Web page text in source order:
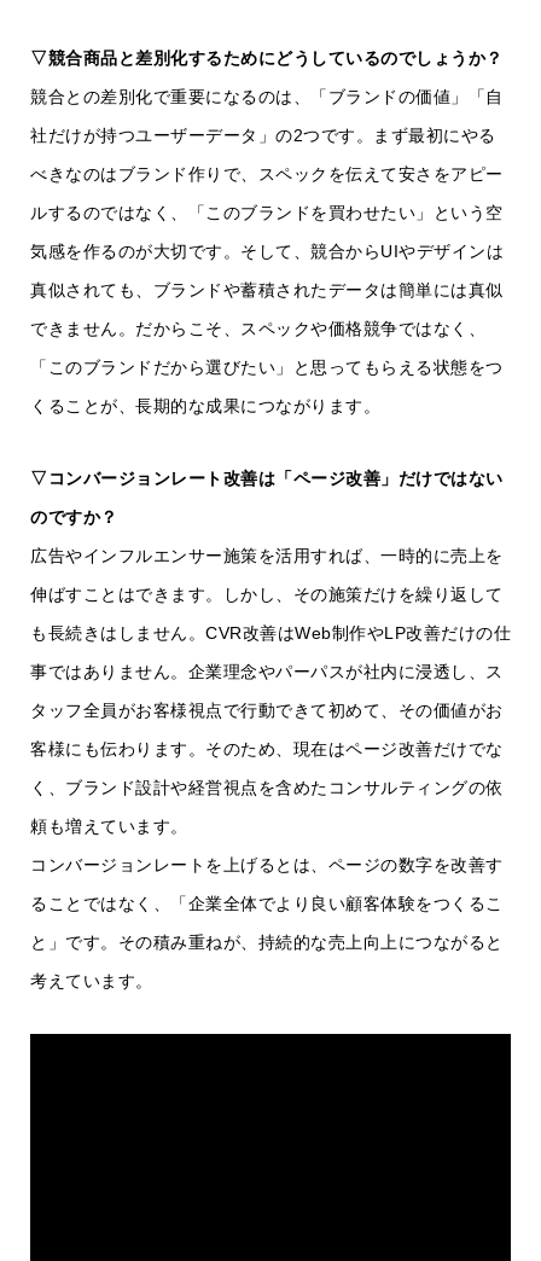
▽競合商品と差別化するためにどうしているのでしょうか？
競合との差別化で重要になるのは、「ブランドの価値」「自
社だけが持つユーザーデータ」の2つです。まず最初にやる
べきなのはブランド作りで、スペックを伝えて安さをアピー
ルするのではなく、「このブランドを買わせたい」という空
気感を作るのが大切です。そして、競合からUIやデザインは
真似されても、ブランドや蓄積されたデータは簡単には真似
できません。だからこそ、スペックや価格競争ではなく、
「このブランドだから選びたい」と思ってもらえる状態をつ
くることが、長期的な成果につながります。
▽コンバージョンレート改善は「ページ改善」だけではない
のですか？
広告やインフルエンサー施策を活用すれば、一時的に売上を
伸ばすことはできます。しかし、その施策だけを繰り返して
も長続きはしません。CVR改善はWeb制作やLP改善だけの仕
事ではありません。企業理念やパーパスが社内に浸透し、ス
タッフ全員がお客様視点で行動できて初めて、その価値がお
客様にも伝わります。そのため、現在はページ改善だけでな
く、ブランド設計や経営視点を含めたコンサルティングの依
頼も増えています。
コンバージョンレートを上げるとは、ページの数字を改善す
ることではなく、「企業全体でより良い顧客体験をつくるこ
と」です。その積み重ねが、持続的な売上向上につながると
考えています。